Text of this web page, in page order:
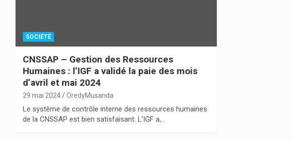
SOCIÉTÉ
CNSSAP – Gestion des Ressources
Humaines : l’IGF a validé la paie des mois
d’avril et mai 2024
29 mai 2024 OredyMusanda
Le système de contrôle interne des ressources humaines
de la CNSSAP est bien satisfaisant. L’IGF a,…